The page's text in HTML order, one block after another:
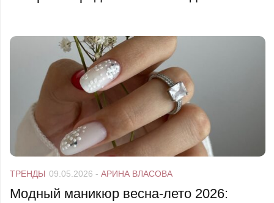
ТРЕНДЫ 09.05.2026 - АРИНА ВЛАСОВА
Модный маникюр весна-лето 2026: